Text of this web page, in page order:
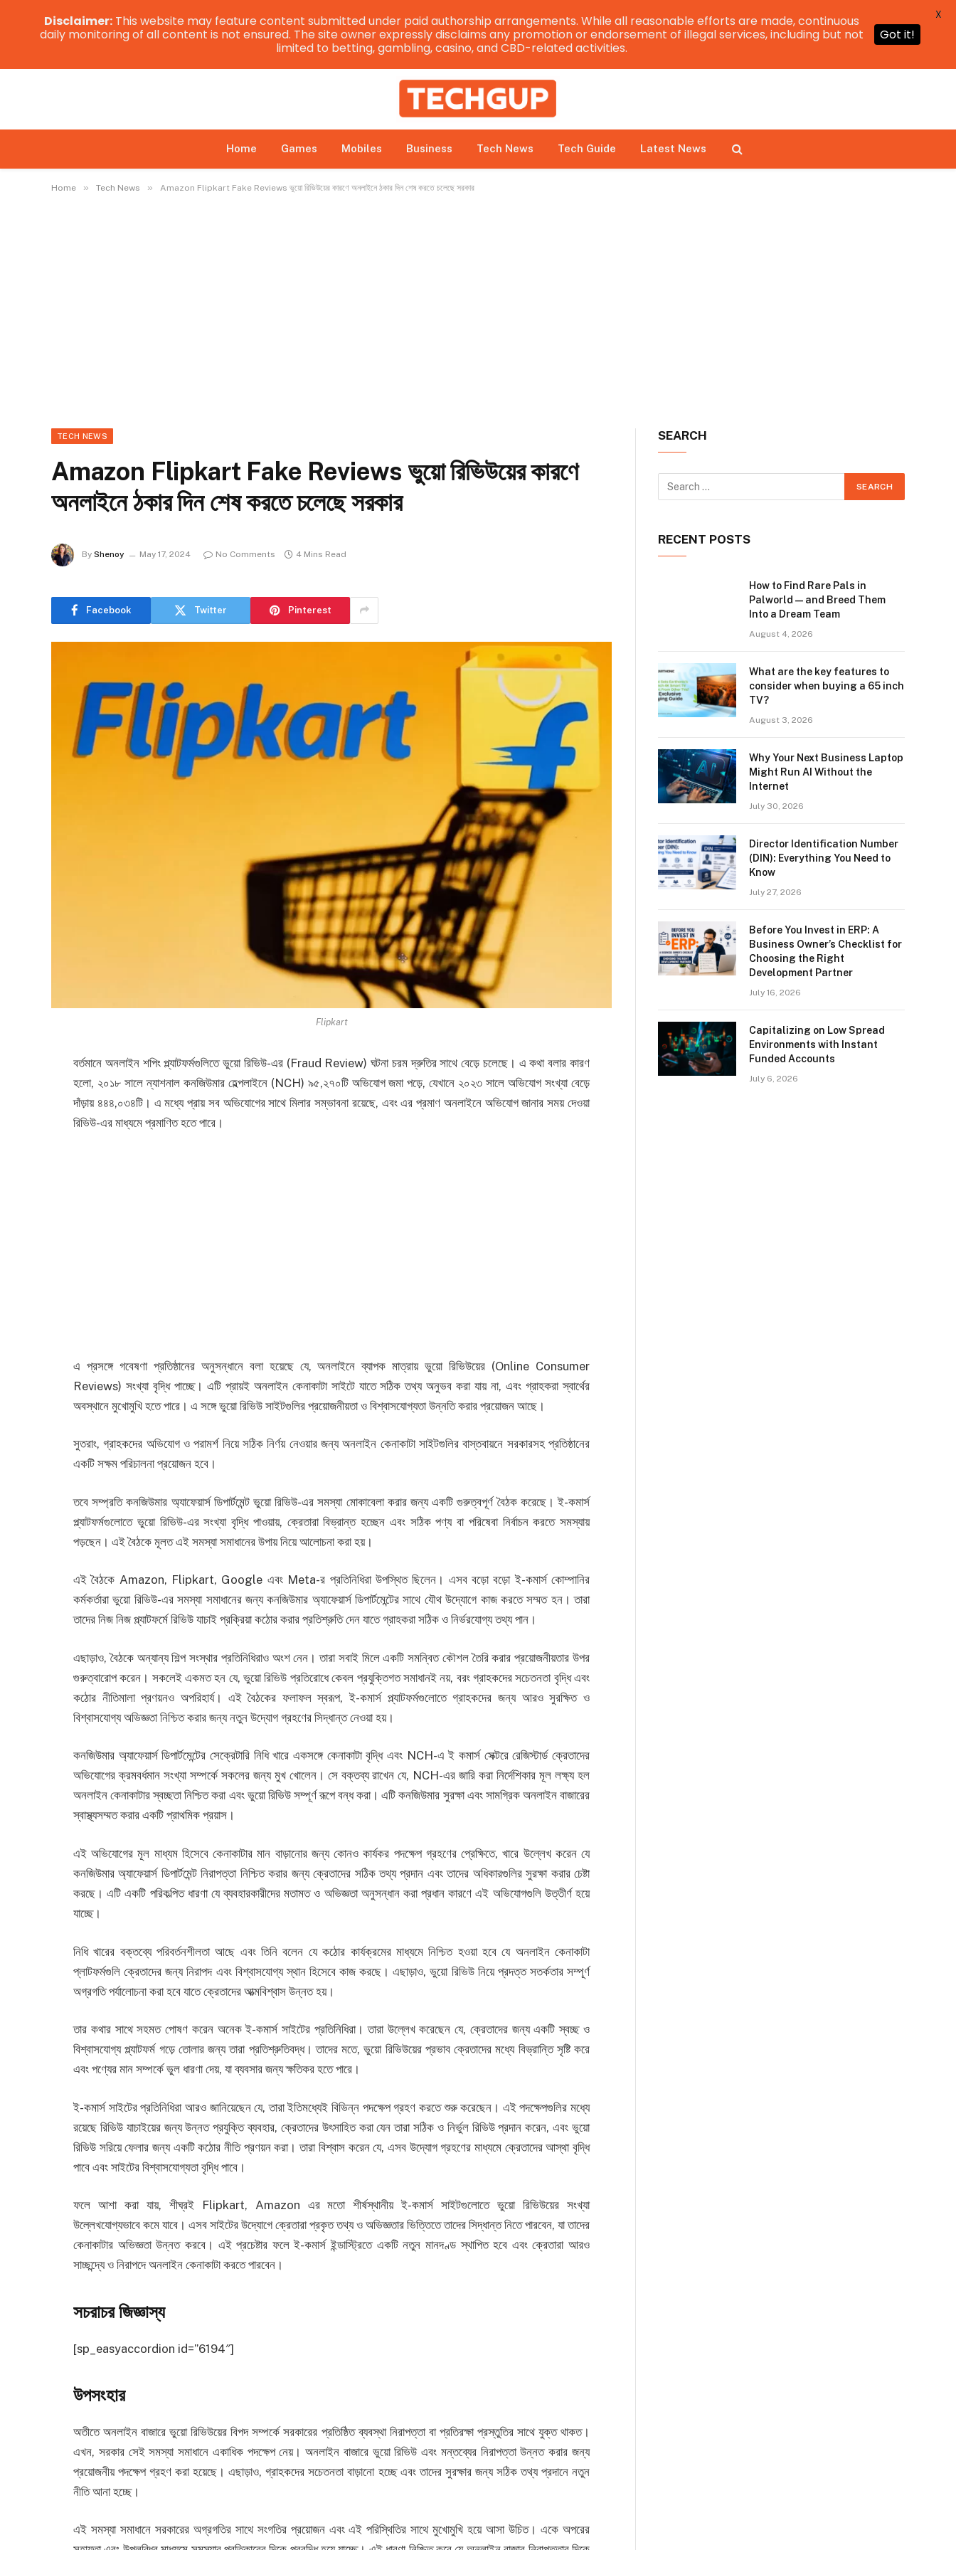
Home Games Mobiles Business Tech News Tech Guide Latest News
Home » Tech News » Amazon Flipkart Fake Reviews ভুয়ো রিভিউয়ের কারণে অনলাইনে ঠকার দিন শেষ করতে চলেছে সরকার
TECH NEWS
Amazon Flipkart Fake Reviews ভুয়ো রিভিউয়ের কারণে
অনলাইনে ঠকার দিন শেষ করতে চলেছে সরকার
By Shenoy May 17, 2024 No Comments 4 Mins Read
Facebook Twitter Pinterest
Flipkart
বর্তমানে অনলাইন শপিং প্ল্যাটফর্মগুলিতে ভুয়ো রিভিউ-এর (Fraud Review) ঘটনা চরম দ্রুতির সাথে বেড়ে চলেছে। এ কথা বলার কারণ
হলো, ২০১৮ সালে ন্যাশনাল কনজিউমার হেল্পলাইনে (NCH) ৯৫,২৭০টি অভিযোগ জমা পড়ে, যেখানে ২০২৩ সালে অভিযোগ সংখ্যা বেড়ে
দাঁড়ায় ৪৪৪,০৩৪টি। এ মধ্যে প্রায় সব অভিযোগের সাথে মিলার সম্ভাবনা রয়েছে, এবং এর প্রমাণ অনলাইনে অভিযোগ জানার সময় দেওয়া
রিভিউ-এর মাধ্যমে প্রমাণিত হতে পারে।
এ প্রসঙ্গে গবেষণা প্রতিষ্ঠানের অনুসন্ধানে বলা হয়েছে যে, অনলাইনে ব্যাপক মাত্রায় ভুয়ো রিভিউয়ের (Online Consumer
Reviews) সংখ্যা বৃদ্ধি পাচ্ছে। এটি প্রায়ই অনলাইন কেনাকাটা সাইটে যাতে সঠিক তথ্য অনুভব করা যায় না, এবং গ্রাহকরা স্বার্থের
অবস্থানে মুখোমুখি হতে পারে। এ সঙ্গে ভুয়ো রিভিউ সাইটগুলির প্রয়োজনীয়তা ও বিশ্বাসযোগ্যতা উন্নতি করার প্রয়োজন আছে।
সুতরাং, গ্রাহকদের অভিযোগ ও পরামর্শ নিয়ে সঠিক নির্ণয় নেওয়ার জন্য অনলাইন কেনাকাটা সাইটগুলির বাস্তবায়নে সরকারসহ প্রতিষ্ঠানের
একটি সক্ষম পরিচালনা প্রয়োজন হবে।
তবে সম্প্রতি কনজিউমার অ্যাফেয়ার্স ডিপার্টমেন্ট ভুয়ো রিভিউ-এর সমস্যা মোকাবেলা করার জন্য একটি গুরুত্বপূর্ণ বৈঠক করেছে। ই-কমার্স
প্ল্যাটফর্মগুলোতে ভুয়ো রিভিউ-এর সংখ্যা বৃদ্ধি পাওয়ায়, ক্রেতারা বিভ্রান্ত হচ্ছেন এবং সঠিক পণ্য বা পরিষেবা নির্বাচন করতে সমস্যায়
পড়ছেন। এই বৈঠকে মূলত এই সমস্যা সমাধানের উপায় নিয়ে আলোচনা করা হয়।
এই বৈঠকে Amazon, Flipkart, Google এবং Meta-র প্রতিনিধিরা উপস্থিত ছিলেন। এসব বড়ো বড়ো ই-কমার্স কোম্পানির
কর্মকর্তারা ভুয়ো রিভিউ-এর সমস্যা সমাধানের জন্য কনজিউমার অ্যাফেয়ার্স ডিপার্টমেন্টের সাথে যৌথ উদ্যোগে কাজ করতে সম্মত হন। তারা
তাদের নিজ নিজ প্ল্যাটফর্মে রিভিউ যাচাই প্রক্রিয়া কঠোর করার প্রতিশ্রুতি দেন যাতে গ্রাহকরা সঠিক ও নির্ভরযোগ্য তথ্য পান।
এছাড়াও, বৈঠকে অন্যান্য শিল্প সংস্থার প্রতিনিধিরাও অংশ নেন। তারা সবাই মিলে একটি সমন্বিত কৌশল তৈরি করার প্রয়োজনীয়তার উপর
গুরুত্বারোপ করেন। সকলেই একমত হন যে, ভুয়ো রিভিউ প্রতিরোধে কেবল প্রযুক্তিগত সমাধানই নয়, বরং গ্রাহকদের সচেতনতা বৃদ্ধি এবং
কঠোর নীতিমালা প্রণয়নও অপরিহার্য। এই বৈঠকের ফলাফল স্বরূপ, ই-কমার্স প্ল্যাটফর্মগুলোতে গ্রাহকদের জন্য আরও সুরক্ষিত ও
বিশ্বাসযোগ্য অভিজ্ঞতা নিশ্চিত করার জন্য নতুন উদ্যোগ গ্রহণের সিদ্ধান্ত নেওয়া হয়।
কনজিউমার অ্যাফেয়ার্স ডিপার্টমেন্টের সেক্রেটারি নিধি খারে একসঙ্গে কেনাকাটা বৃদ্ধি এবং NCH-এ ই কমার্স সেক্টরে রেজিস্টার্ড ক্রেতাদের
অভিযোগের ক্রমবর্ধমান সংখ্যা সম্পর্কে সকলের জন্য মুখ খোলেন। সে বক্তব্য রাখেন যে, NCH-এর জারি করা নির্দেশিকার মূল লক্ষ্য হল
অনলাইন কেনাকাটার স্বচ্ছতা নিশ্চিত করা এবং ভুয়ো রিভিউ সম্পূর্ণ রূপে বন্ধ করা। এটি কনজিউমার সুরক্ষা এবং সামগ্রিক অনলাইন বাজারের
স্বাস্থ্যসম্মত করার একটি প্রাথমিক প্রয়াস।
এই অভিযোগের মূল মাধ্যম হিসেবে কেনাকাটার মান বাড়ানোর জন্য কোনও কার্যকর পদক্ষেপ গ্রহণের প্রেক্ষিতে, খারে উল্লেখ করেন যে
কনজিউমার অ্যাফেয়ার্স ডিপার্টমেন্ট নিরাপত্তা নিশ্চিত করার জন্য ক্রেতাদের সঠিক তথ্য প্রদান এবং তাদের অধিকারগুলির সুরক্ষা করার চেষ্টা
করছে। এটি একটি পরিকল্পিত ধারণা যে ব্যবহারকারীদের মতামত ও অভিজ্ঞতা অনুসন্ধান করা প্রধান কারণে এই অভিযোগগুলি উত্তীর্ণ হয়ে
যাচ্ছে।
নিধি খারের বক্তব্যে পরিবর্তনশীলতা আছে এবং তিনি বলেন যে কঠোর কার্যক্রমের মাধ্যমে নিশ্চিত হওয়া হবে যে অনলাইন কেনাকাটা
প্লাটফর্মগুলি ক্রেতাদের জন্য নিরাপদ এবং বিশ্বাসযোগ্য স্থান হিসেবে কাজ করছে। এছাড়াও, ভুয়ো রিভিউ নিয়ে প্রদত্ত সতর্কতার সম্পূর্ণ
অগ্রগতি পর্যালোচনা করা হবে যাতে ক্রেতাদের আত্মবিশ্বাস উন্নত হয়।
তার কথার সাথে সহমত পোষণ করেন অনেক ই-কমার্স সাইটের প্রতিনিধিরা। তারা উল্লেখ করেছেন যে, ক্রেতাদের জন্য একটি স্বচ্ছ ও
বিশ্বাসযোগ্য প্ল্যাটফর্ম গড়ে তোলার জন্য তারা প্রতিশ্রুতিবদ্ধ। তাদের মতে, ভুয়ো রিভিউয়ের প্রভাব ক্রেতাদের মধ্যে বিভ্রান্তি সৃষ্টি করে
এবং পণ্যের মান সম্পর্কে ভুল ধারণা দেয়, যা ব্যবসার জন্য ক্ষতিকর হতে পারে।
ই-কমার্স সাইটের প্রতিনিধিরা আরও জানিয়েছেন যে, তারা ইতিমধ্যেই বিভিন্ন পদক্ষেপ গ্রহণ করতে শুরু করেছেন। এই পদক্ষেপগুলির মধ্যে
রয়েছে রিভিউ যাচাইয়ের জন্য উন্নত প্রযুক্তি ব্যবহার, ক্রেতাদের উৎসাহিত করা যেন তারা সঠিক ও নির্ভুল রিভিউ প্রদান করেন, এবং ভুয়ো
রিভিউ সরিয়ে ফেলার জন্য একটি কঠোর নীতি প্রণয়ন করা। তারা বিশ্বাস করেন যে, এসব উদ্যোগ গ্রহণের মাধ্যমে ক্রেতাদের আস্থা বৃদ্ধি
পাবে এবং সাইটের বিশ্বাসযোগ্যতা বৃদ্ধি পাবে।
ফলে আশা করা যায়, শীঘ্রই Flipkart, Amazon এর মতো শীর্ষস্থানীয় ই-কমার্স সাইটগুলোতে ভুয়ো রিভিউয়ের সংখ্যা
উল্লেখযোগ্যভাবে কমে যাবে। এসব সাইটের উদ্যোগে ক্রেতারা প্রকৃত তথ্য ও অভিজ্ঞতার ভিত্তিতে তাদের সিদ্ধান্ত নিতে পারবেন, যা তাদের
কেনাকাটার অভিজ্ঞতা উন্নত করবে। এই প্রচেষ্টার ফলে ই-কমার্স ইন্ডাস্ট্রিতে একটি নতুন মানদণ্ড স্থাপিত হবে এবং ক্রেতারা আরও
সাচ্ছন্দ্যে ও নিরাপদে অনলাইন কেনাকাটা করতে পারবেন।
সচরাচর জিজ্ঞাস্য
[sp_easyaccordion id=”6194″]
উপসংহার
অতীতে অনলাইন বাজারে ভুয়ো রিভিউয়ের বিপদ সম্পর্কে সরকারের প্রতিষ্ঠিত ব্যবস্থা নিরাপত্তা বা প্রতিরক্ষা প্রস্তুতির সাথে যুক্ত থাকত।
এখন, সরকার সেই সমস্যা সমাধানে একাধিক পদক্ষেপ নেয়। অনলাইন বাজারে ভুয়ো রিভিউ এবং মন্তব্যের নিরাপত্তা উন্নত করার জন্য
প্রয়োজনীয় পদক্ষেপ গ্রহণ করা হয়েছে। এছাড়াও, গ্রাহকদের সচেতনতা বাড়ানো হচ্ছে এবং তাদের সুরক্ষার জন্য সঠিক তথ্য প্রদানে নতুন
নীতি আনা হচ্ছে।
এই সমস্যা সমাধানে সরকারের অগ্রগতির সাথে সংগতির প্রয়োজন এবং এই পরিস্থিতির সাথে মুখোমুখি হয়ে আসা উচিত। একে অপরের
SEARCH
RECENT POSTS
How to Find Rare Pals in
Palworld — and Breed Them
Into a Dream Team
August 4, 2026
What are the key features to
consider when buying a 65 inch
TV?
August 3, 2026
Why Your Next Business Laptop
Might Run AI Without the
Internet
July 30, 2026
Director Identification Number
(DIN): Everything You Need to
Know
July 27, 2026
Before You Invest in ERP: A
Business Owner’s Checklist for
Choosing the Right
Development Partner
July 16, 2026
Capitalizing on Low Spread
Environments with Instant
Funded Accounts
July 6, 2026
Disclaimer:This website may feature content submitted under paid authorship arrangements. While all reasonable efforts are made, continuous
daily monitoring of all content is not ensured. The site owner expressly disclaims any promotion or endorsement of illegal services, including but not
limited to betting, gambling, casino, and CBD-related activities.
Got it!
X